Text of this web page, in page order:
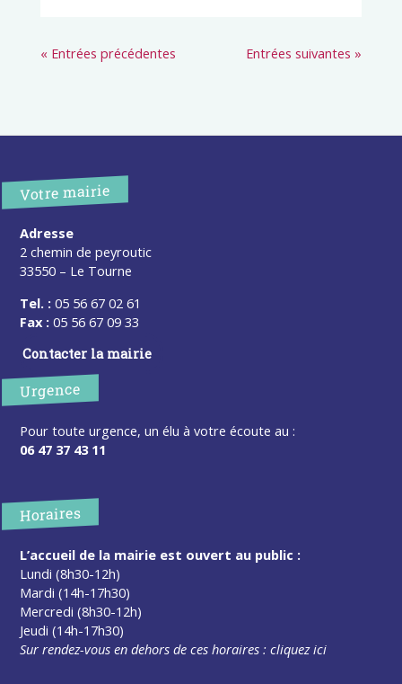
« Entrées précédentes Entrées suivantes »
Votre mairie
Adresse
2 chemin de peyroutic
33550 – Le Tourne
Tel. : 05 56 67 02 61
Fax : 05 56 67 09 33
Contacter la mairie
Urgence
Pour toute urgence, un élu à votre écoute au :
06 47 37 43 11
Horaires
L’accueil de la mairie est ouvert au public :
Lundi (8h30-12h)
Mardi (14h-17h30)
Mercredi (8h30-12h)
Jeudi (14h-17h30)
Sur rendez-vous en dehors de ces horaires :cliquez ici